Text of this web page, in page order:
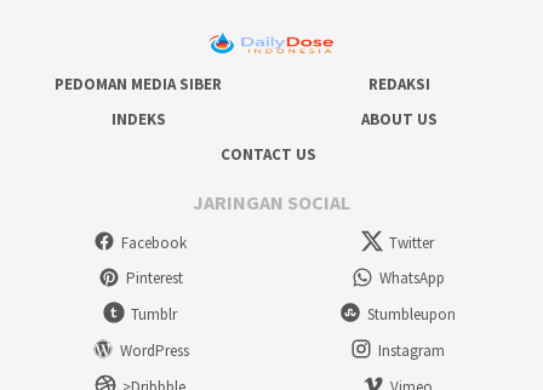
PEDOMAN MEDIA SIBER
REDAKSI
INDEKS
ABOUT US
CONTACT US
JARINGAN SOCIAL
Facebook
Twitter
Pinterest
WhatsApp
Tumblr
Stumbleupon
WordPress
Instagram